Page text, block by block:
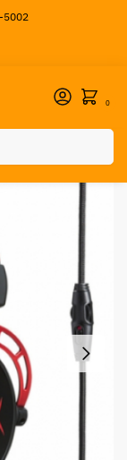
5002
0
Rojo HYPERX